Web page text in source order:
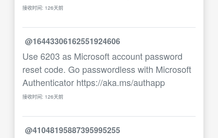
接收时间: 126天前
@16443306162551924606
Use 6203 as Microsoft account password
reset code. Go passwordless with Microsoft
Authenticator https://aka.ms/authapp
接收时间: 126天前
@41048195887395995255